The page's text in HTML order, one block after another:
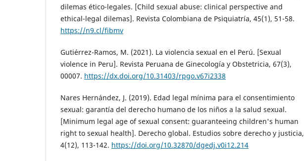
dilemas ético-legales. [Child sexual abuse: clinical perspective and
ethical-legal dilemas]. Revista Colombiana de Psiquiatría, 45(1), 51-58.
https://n9.cl/fibmv
Gutiérrez-Ramos, M. (2021). La violencia sexual en el Perú. [Sexual
violence in Peru]. Revista Peruana de Ginecología y Obstetricia, 67(3),
00007. https://dx.doi.org/10.31403/rpgo.v67i2338
Nares Hernández, J. (2019). Edad legal mínima para el consentimiento
sexual: garantía del derecho humano de los niños a la salud sexual.
[Minimum legal age of sexual consent: guaranteeing children's human
right to sexual health]. Derecho global. Estudios sobre derecho y justicia,
4(12), 113-142. https://doi.org/10.32870/dgedj.v0i12.214